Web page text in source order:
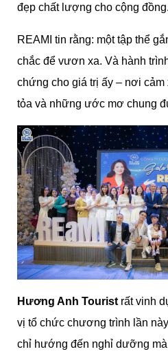
đẹp chất lượng cho cộng đồng.
REAMI tin rằng: một tập thể
chắc để vươn xa. Và hành
chứng cho giá trị ấy – nơi cảm
tỏa và những ước mơ chung
Hương Anh Tourist rất vinh
vị tổ chức chương trình lần
chỉ hướng đến nghỉ dưỡng